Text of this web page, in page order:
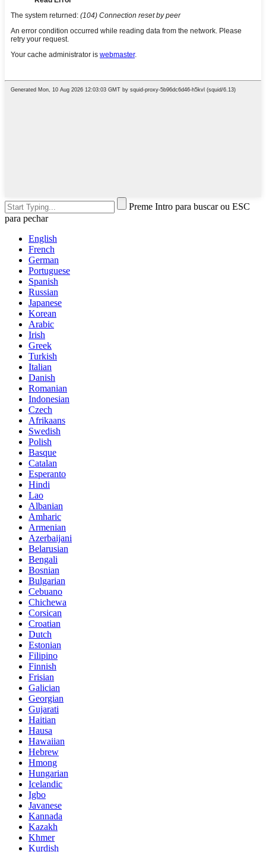
Preme Intro para buscar ou ESC
para pechar
English
French
German
Portuguese
Spanish
Russian
Japanese
Korean
Arabic
Irish
Greek
Turkish
Italian
Danish
Romanian
Indonesian
Czech
Afrikaans
Swedish
Polish
Basque
Catalan
Esperanto
Hindi
Lao
Albanian
Amharic
Armenian
Azerbaijani
Belarusian
Bengali
Bosnian
Bulgarian
Cebuano
Chichewa
Corsican
Croatian
Dutch
Estonian
Filipino
Finnish
Frisian
Galician
Georgian
Gujarati
Haitian
Hausa
Hawaiian
Hebrew
Hmong
Hungarian
Icelandic
Igbo
Javanese
Kannada
Kazakh
Khmer
Kurdish